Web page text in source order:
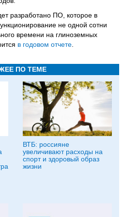
разработано ПО, которое в
не одной сотни
времени на глиноземных
в годовом отчете
ПО ТЕМЕ
ВТБ: россияне
увеличивают расходы на
спорт и здоровый образ
жизни